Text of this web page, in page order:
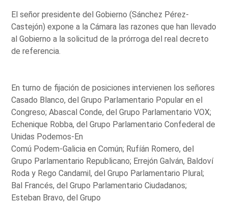
El señor presidente del Gobierno (Sánchez Pérez-
Castejón) expone a la Cámara las razones que han llevado
al Gobierno a la solicitud de la prórroga del real decreto
de referencia.
En turno de fijación de posiciones intervienen los señores
Casado Blanco, del Grupo Parlamentario Popular en el
Congreso; Abascal Conde, del Grupo Parlamentario VOX;
Echenique Robba, del Grupo Parlamentario Confederal de
Unidas Podemos-En
Comú Podem-Galicia en Común; Rufíán Romero, del
Grupo Parlamentario Republicano; Errejón Galván, Baldoví
Roda y Rego Candamil, del Grupo Parlamentario Plural;
Bal Francés, del Grupo Parlamentario Ciudadanos;
Esteban Bravo, del Grupo